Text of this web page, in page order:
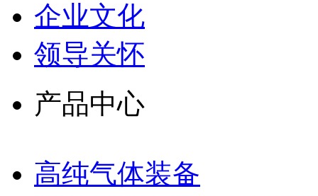
企业文化
领导关怀
产品中心
高纯气体装备